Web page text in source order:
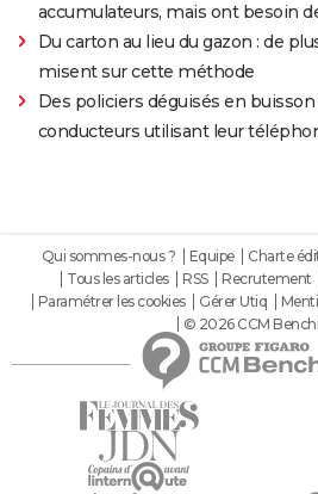
accumulateurs, mais ont besoin
Du carton au lieu du gazon : de
misent sur cette méthode
Des policiers déguisés en
conducteurs utilisant leur
Qui sommes-nous ? Equipe Charte
Tous les articles
RSS Recrutement
Paramétrer les cookies
Gérer Utiq
© 2026 CCM